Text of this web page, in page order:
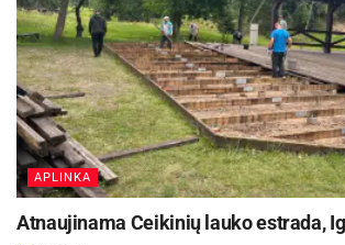
APLINKA
Atnaujinama Ceikinių lauko estrada,